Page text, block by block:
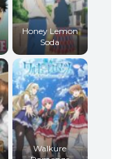
Honey Lemon
Soda
Walkure